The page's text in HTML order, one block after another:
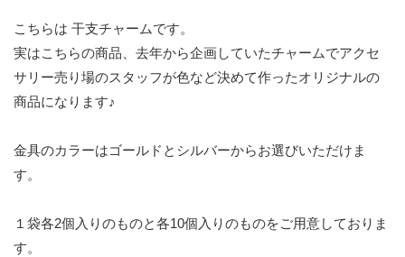
こちらは 干支チャームです。
実はこちらの商品、去年から企画していたチャームでアクセ
サリー売り場のスタッフが色など決めて作ったオリジナルの
商品になります♪
金具のカラーはゴールドとシルバーからお選びいただけま
す。
１袋各2個入りのものと各10個入りのものをご用意しておりま
す。